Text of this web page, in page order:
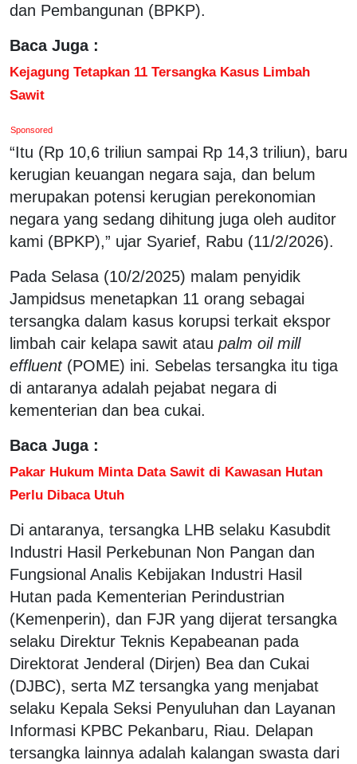
dan Pembangunan (BPKP).
Baca Juga :
Kejagung Tetapkan 11 Tersangka Kasus Limbah
Sawit
Sponsored
“Itu (Rp 10,6 triliun sampai Rp 14,3 triliun), baru
kerugian keuangan negara saja, dan belum
merupakan potensi kerugian perekonomian
negara yang sedang dihitung juga oleh auditor
kami (BPKP),” ujar Syarief, Rabu (11/2/2026).
Pada Selasa (10/2/2025) malam penyidik
Jampidsus menetapkan 11 orang sebagai
tersangka dalam kasus korupsi terkait ekspor
limbah cair kelapa sawit atau palm oil mill
effluent(POME) ini. Sebelas tersangka itu tiga
di antaranya adalah pejabat negara di
kementerian dan bea cukai.
Baca Juga :
Pakar Hukum Minta Data Sawit di Kawasan Hutan
Perlu Dibaca Utuh
Di antaranya, tersangka LHB selaku Kasubdit
Industri Hasil Perkebunan Non Pangan dan
Fungsional Analis Kebijakan Industri Hasil
Hutan pada Kementerian Perindustrian
(Kemenperin), dan FJR yang dijerat tersangka
selaku Direktur Teknis Kepabeanan pada
Direktorat Jenderal (Dirjen) Bea dan Cukai
(DJBC), serta MZ tersangka yang menjabat
selaku Kepala Seksi Penyuluhan dan Layanan
Informasi KPBC Pekanbaru, Riau. Delapan
tersangka lainnya adalah kalangan swasta dari